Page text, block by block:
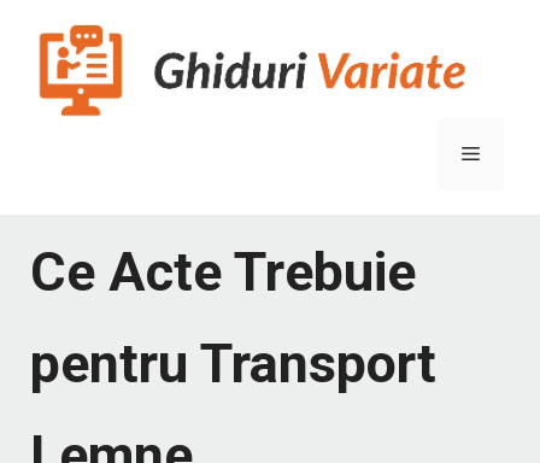
conținut
Meniu
Ce Acte Trebuie
pentru Transport